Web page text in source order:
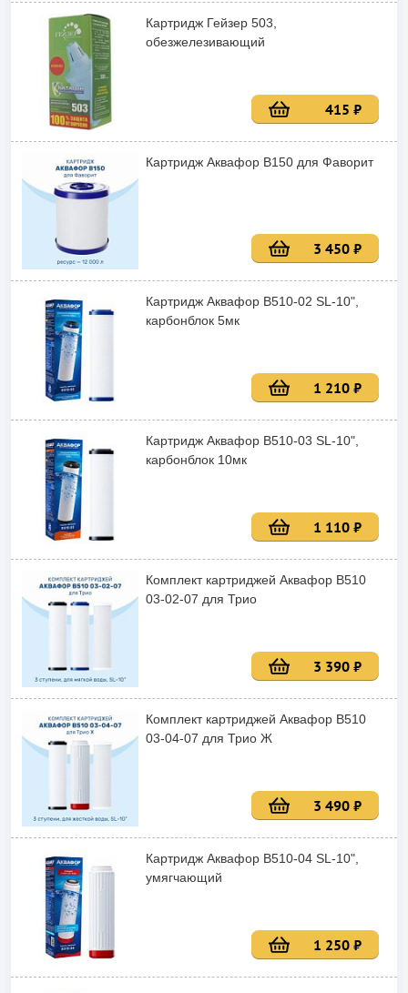
Картридж Гейзер 503,
обезжелезивающий
415 ₽
Картридж Аквафор В150 для Фаворит
3 450 ₽
Картридж Аквафор В510-02 SL-10",
карбонблок 5мк
1 210 ₽
Картридж Аквафор В510-03 SL-10",
карбонблок 10мк
1 110 ₽
Комплект картриджей Аквафор В510
03-02-07 для Трио
3 390 ₽
Комплект картриджей Аквафор В510
03-04-07 для Трио Ж
3 490 ₽
Картридж Аквафор В510-04 SL-10",
умягчающий
1 250 ₽